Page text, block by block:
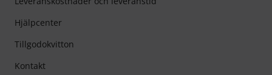
Hjälpcenter
Tillgodokvitton
Kontakt